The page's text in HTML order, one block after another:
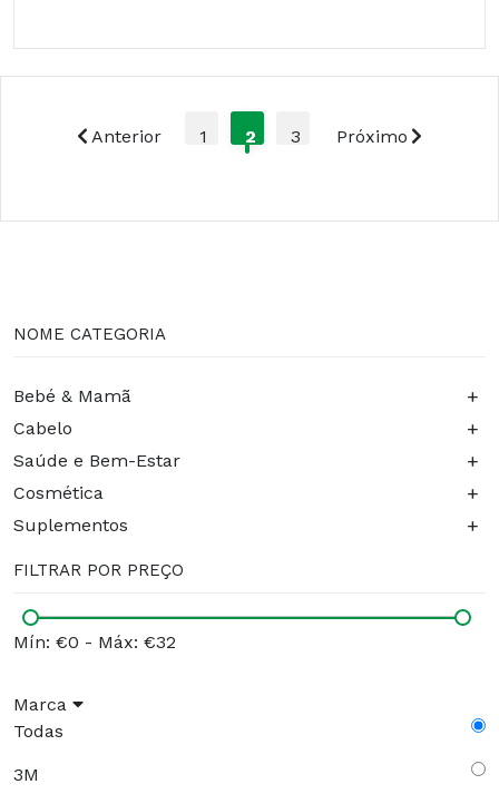
Anterior 1 2 3 Próximo
NOME CATEGORIA
Bebé & Mamã +
Cabelo +
Saúde e Bem-Estar +
Cosmética +
Suplementos +
FILTRAR POR PREÇO
Mín: €0 - Máx: €32
Marca
Todas
3M